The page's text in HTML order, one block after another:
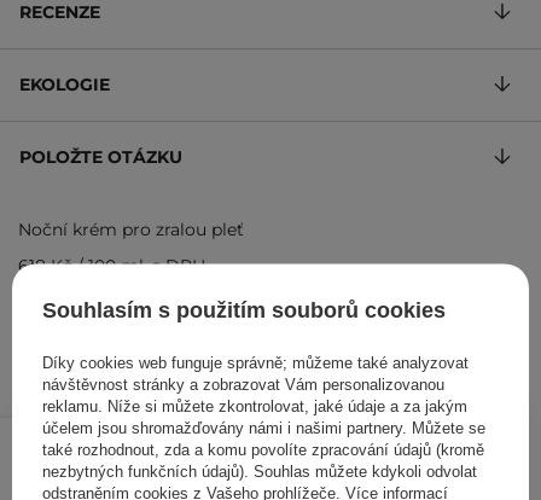
309 Kč /ks
PŘIDAT DO KOŠÍKU
RECENZE
EKOLOGIE
POLOŽTE OTÁZKU
Noční krém pro zralou pleť
618 Kč/100 ml, s DPH
Kód produktu: 8134
Souhlasím s použitím souborů cookies
Díky cookies web funguje správně; můžeme také analyzovat
návštěvnost stránky a zobrazovat Vám personalizovanou
reklamu. Níže si můžete zkontrolovat, jaké údaje a za jakým
účelem jsou shromažďovány námi i našimi partnery. Můžete se
také rozhodnout, zda a komu povolíte zpracování údajů (kromě
nezbytných funkčních údajů). Souhlas můžete kdykoli odvolat
odstraněním cookies z Vašeho prohlížeče. Více informací